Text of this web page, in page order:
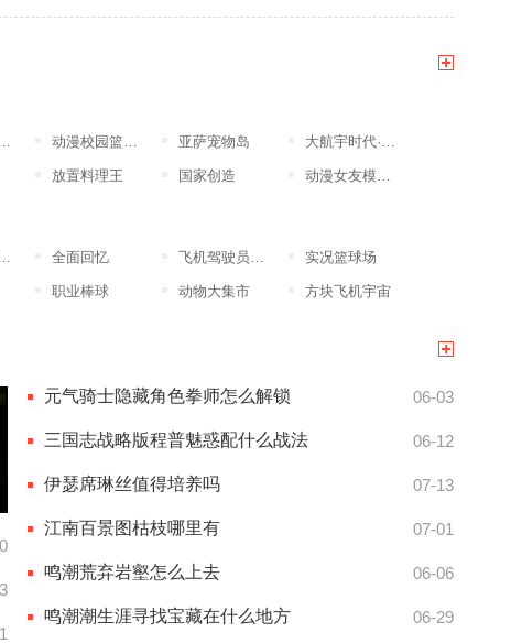
动漫校园篮球竞赛 亚萨宠物岛 大航宇时代·楚之歌
放置料理王 国家创造 动漫女友模拟器
全面回忆 飞机驾驶员模拟器 实况篮球场
职业棒球 动物大集市 方块飞机宇宙
元气骑士隐藏角色拳师怎么解锁 06-03
三国志战略版程普魅惑配什么战法 06-12
伊瑟席琳丝值得培养吗 07-13
江南百景图枯枝哪里有 07-01
鸣潮荒弃岩壑怎么上去 06-06
鸣潮潮生涯寻找宝藏在什么地方 06-29